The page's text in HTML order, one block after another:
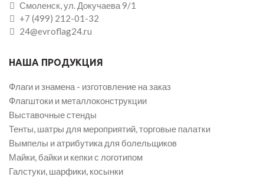
Смоленск, ул. Докучаева 9/1
+7 (499) 212-01-32
24@evroflag24.ru
НАША ПРОДУКЦИЯ
Флаги и знамена - изготовление на заказ
Флагштоки и металлоконструкции
Выставочные стенды
Тенты, шатры для мероприятий, торговые палатки
Вымпелы и атрибутика для болельщиков
Майки, байки и кепки с логотипом
Галстуки, шарфики, косынки